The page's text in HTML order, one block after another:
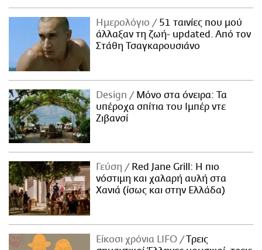
Ημερολόγιο
51 ταινίες που μού
άλλαξαν τη ζωή- updated. Aπό τον
Στάθη Τσαγκαρουσιάνο
Design
Μόνο στα όνειρα: Τα
υπέροχα σπίτια του Ιμπέρ ντε
Ζιβανσί
Γεύση
Red Jane Grill: Η πιο
νόστιμη και χαλαρή αυλή στα
Χανιά (ίσως και στην Ελλάδα)
Είκοσι χρόνια LIFO
Tρεις